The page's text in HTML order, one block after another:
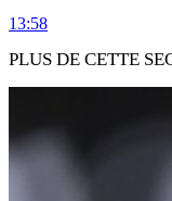
13:58
PLUS DE CETTE